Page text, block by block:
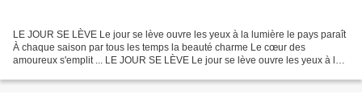
LE JOUR SE LÈVE Le jour se lève ouvre les yeux à la lumière le pays paraît
À chaque saison par tous les temps la beauté charme Le cœur des
amoureux s'emplit ... LE JOUR SE LÈVE Le jour se lève ouvre les yeux à la